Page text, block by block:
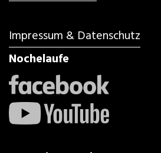
Impressum & Datenschutz
Nochelaufe